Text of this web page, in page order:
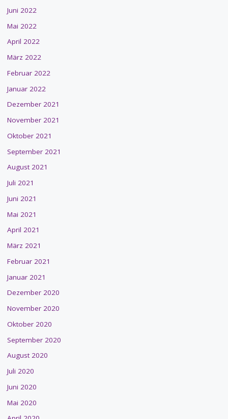
Juni 2022
Mai 2022
April 2022
März 2022
Februar 2022
Januar 2022
Dezember 2021
November 2021
Oktober 2021
September 2021
August 2021
Juli 2021
Juni 2021
Mai 2021
April 2021
März 2021
Februar 2021
Januar 2021
Dezember 2020
November 2020
Oktober 2020
September 2020
August 2020
Juli 2020
Juni 2020
Mai 2020